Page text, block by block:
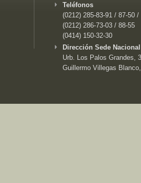
Teléfonos
(0212) 285-83-91 / 87-50 /
(0212) 286-73-03 / 88-55
(0414) 150-32-30
Dirección Sede
Urb. Los Palos Grandes,
Guillermo Villegas